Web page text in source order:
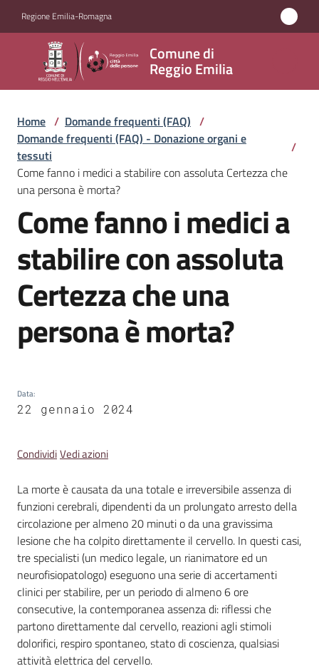
Regione Emilia-Romagna
Comune di
Reggio Emilia
Comune
di
Reggio
Emilia
Amministrazione
Servizi
Novità
Vivere
Reggio
Emilia
Tutti
argomenti
T
u
r
i
s
m
o
E
v
e
Home / Domande frequenti (FAQ) /
Domande frequenti (FAQ) - Donazione organi e
tessuti
/
Come fanno i medici a stabilire con assoluta Certezza che
una persona è morta?
Salta al contenuto
Come fanno i medici a
stabilire con assoluta
Certezza che una
persona è morta?
Data:
22 gennaio 2024
CondividiVedi azioni
La morte è causata da una totale e irreversibile assenza di
funzioni cerebrali, dipendenti da un prolungato arresto della
circolazione per almeno 20 minuti o da una gravissima
lesione che ha colpito direttamente il cervello. In questi casi,
tre specialisti (un medico legale, un rianimatore ed un
neurofisiopatologo) eseguono una serie di accertamenti
clinici per stabilire, per un periodo di almeno 6 ore
consecutive, la contemporanea assenza di: riflessi che
partono direttamente dal cervello, reazioni agli stimoli
dolorifici, respiro spontaneo, stato di coscienza, qualsiasi
attività elettrica del cervello.